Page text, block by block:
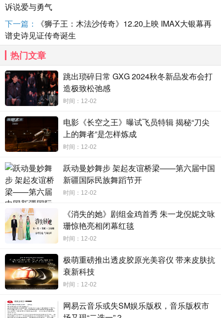
参演《封神第一部:朝歌风云》,并凭借多部作品备受关注的演员李
昀锐领衔演绎该系列广告大片。与电影主题无缝融合,广告取景于上海
影城杜比剧场,这里也曾是该电影的上海首映礼举办场所。于光影之外
定格银幕光辉瞬间,李昀锐与模特身着联名系列造型,轻松愉悦的步入这
阖家欢聚的场景中,随着镜头视角回顾过往,展望来年,带着活力与期许
开启时尚与文化交融的新春新境。
诉说爱与勇气
下一篇：
《狮子王：木法沙传奇》12.20上映 IMAX大银幕再
谱史诗见证传奇诞生
热门文章
跳出琐碎日常 GXG 2024秋冬新品发布会打
造极致松弛感
时间：12-02
电影《长空之王》曝试飞员特辑 揭秘“刀尖
上的舞者”是怎样炼成
时间：12-02
跃动曼妙舞步 架起友谊桥梁——第六届中国
新疆国际民族舞蹈节开
时间：12-02
《消失的她》剧组金鸡首秀 朱一龙倪妮文咏
珊惊艳亮相闭幕红毯
时间：12-02
极萌重磅推出透皮胶原光美容仪 带来皮肤抗
衰新科技
时间：12-02
网易云音乐或失SM娱乐版权，音乐版权市